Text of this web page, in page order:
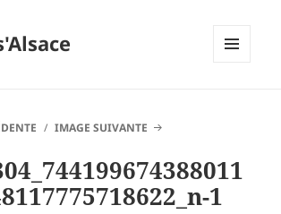
IMAGE SUIVANTE
1